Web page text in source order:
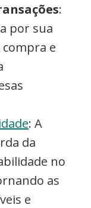
:
por sua
e
: A
da
no
as
e